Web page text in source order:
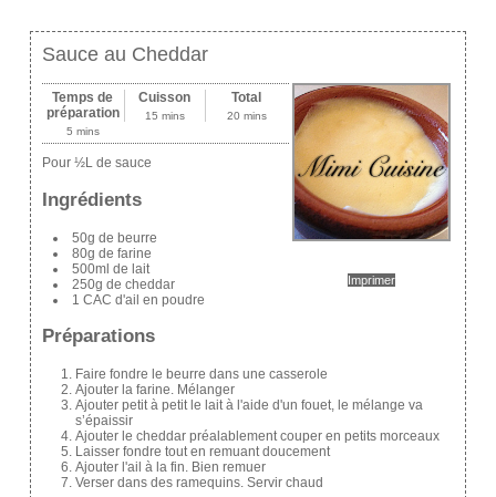
Sauce au Cheddar
Imprimer
Temps de
préparation
5 mins
Cuisson
15 mins
Total
20 mins
Pour ½L de sauce
Ingrédients
50g de beurre
80g de farine
500ml de lait
250g de cheddar
1 CAC d'ail en poudre
Préparations
Faire fondre le beurre dans une casserole
Ajouter la farine. Mélanger
Ajouter petit à petit le lait à l'aide d'un fouet, le mélange va
s’épaissir
Ajouter le cheddar préalablement couper en petits morceaux
Laisser fondre tout en remuant doucement
Ajouter l'ail à la fin. Bien remuer
Verser dans des ramequins. Servir chaud